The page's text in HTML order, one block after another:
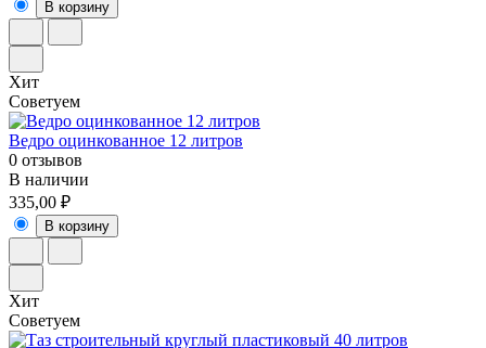
В корзину
Хит
Советуем
Ведро оцинкованное 12 литров
0 отзывов
В наличии
335,00 ₽
В корзину
Хит
Советуем